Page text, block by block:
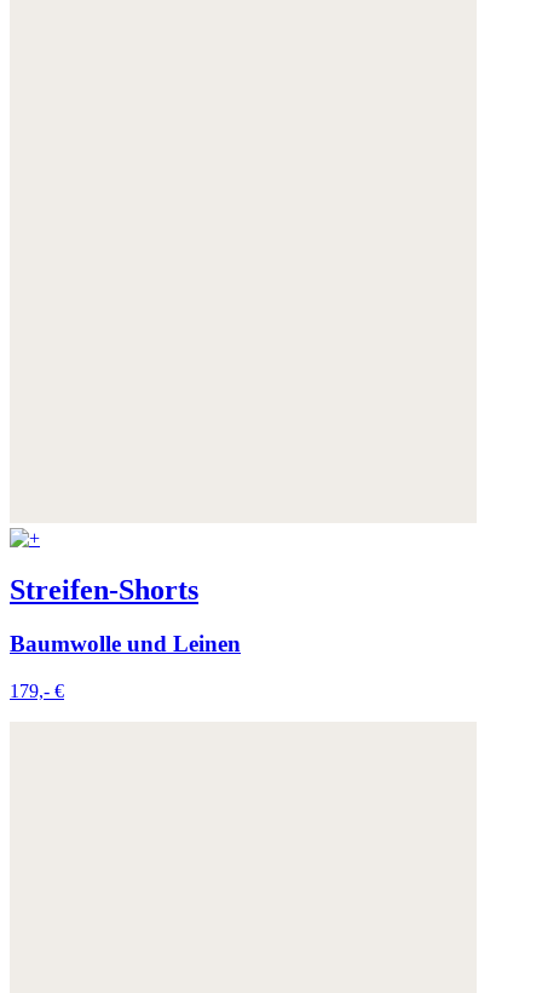
Streifen-Shorts
Baumwolle und Leinen
179,- €